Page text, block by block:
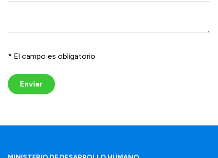
* El campo es obligatorio
Enviar